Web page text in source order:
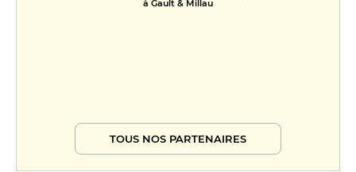
à Gault & Millau
TOUS NOS PARTENAIRES